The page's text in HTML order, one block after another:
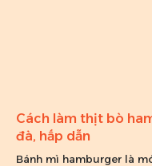
Cách làm thịt bò
đà, hấp dẫn
Bánh mì hamburger là